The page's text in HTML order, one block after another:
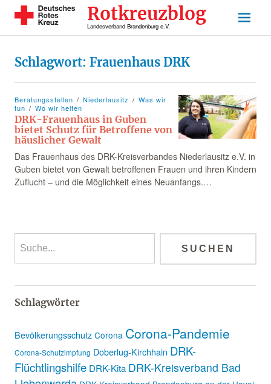
Rotkreuzblog
Landesverband Brandenburg e.V.
Schlagwort: Frauenhaus DRK
Beratungsstellen Niederlausitz
Was wir
tun
Wo wir helfen
DRK-Frauenhaus in Guben
bietet Schutz für Betroffene von
häuslicher Gewalt
Das Frauenhaus des DRK-Kreisverbandes Niederlausitz e.V. in
Guben bietet von Gewalt betroffenen Frauen und ihren Kindern
Zuflucht – und die Möglichkeit eines Neuanfangs.…
Schlagwörter
Bevölkerungsschutz Corona Corona-Pandemie
Corona-Schutzimpfung Doberlug-Kirchhain DRK-
Flüchtlingshilfe DRK-Kita DRK-Kreisverband Bad